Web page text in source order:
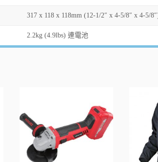
317 x 118 x 118mm (12-1/2″ x 4-5/8″ x 4-5/
2.2kg (4.9lbs) 連電池